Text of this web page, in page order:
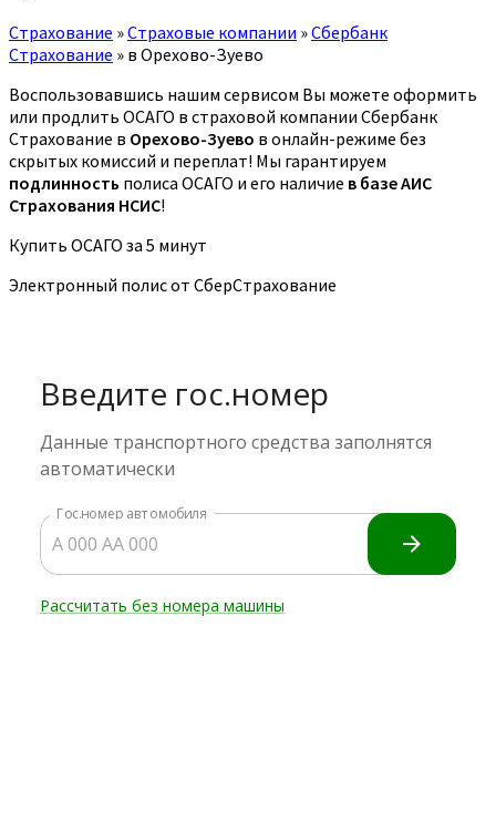
Страхование »Страховые компании »Сбербанк
Страхование » в Орехово-Зуево
Воспользовавшись нашим сервисом Вы можете оформить
или продлить ОСАГО в страховой компании Сбербанк
Страхование в Орехово-Зуево в онлайн-режиме без
скрытых комиссий и переплат! Мы гарантируем
подлинность полиса ОСАГО и его наличие в базе АИС
Страхования НСИС!
Купить ОСАГО за 5 минут
Электронный полис от СберСтрахование